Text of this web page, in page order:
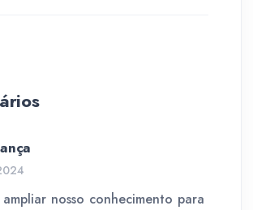
ampliar nosso conhecimento para